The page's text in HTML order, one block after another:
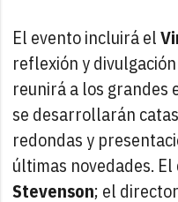
El evento incluirá el
reflexión y
reunirá a los grandes
se desarrollarán
redondas y
últimas novedades.
Stevenson; el